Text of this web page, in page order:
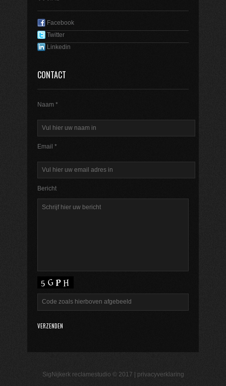
Facebook
Twitter
Linkedin
CONTACT
Naam *
Email *
Bericht
SigNijkerk reclamestudio © 2017 | privacyverklaring